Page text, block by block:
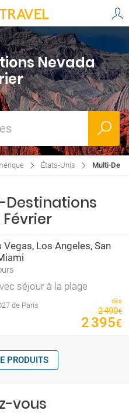
Nevada
États-Unis Multi-
Destinations
Vegas, Los Angeles, San
séjour à la plage
de Paris dès
2490€
2395€
PRODUITS
vous